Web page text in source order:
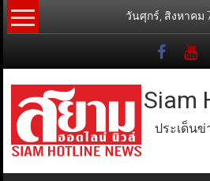
Skip
to
วันศุกร์, สิงหาคม
Siam
ประเด็น